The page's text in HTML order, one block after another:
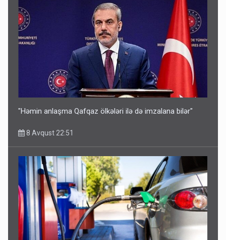
"Həmin anlaşma Qafqaz ölkələri ilə də imzalana bilər"
8 Avqust 22:51